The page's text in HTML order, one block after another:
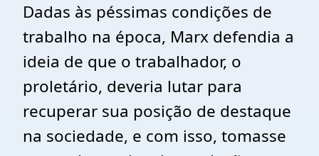
Dadas às péssimas condições de
trabalho na época, Marx defendia a
ideia de que o trabalhador, o
proletário, deveria lutar para
recuperar sua posição de destaque
na sociedade, e com isso, tomasse